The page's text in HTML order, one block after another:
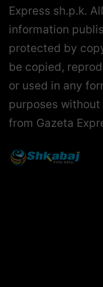
Express sh.p.k.
information
protected by
be copied,
or used in any
purposes
from Gazeta